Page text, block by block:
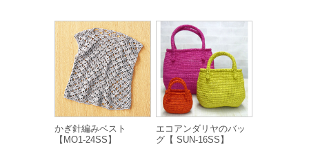
かぎ針編みベスト
【MO1-24SS】
エコアンダリヤのバッ
グ【 SUN-16SS】